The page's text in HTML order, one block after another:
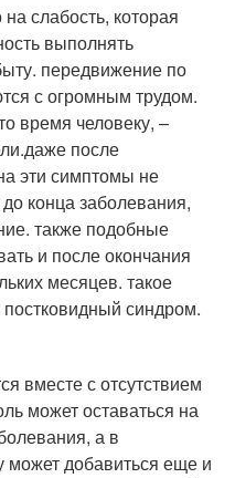
слабость, которая
выполнять
передвижение по
с огромным трудом.
время человеку, –
после
эти симптомы не
конца заболевания,
также подобные
и после окончания
месяцев. такое
синдром.
вместе с отсутствием
может оставаться на
а в
добавиться еще и